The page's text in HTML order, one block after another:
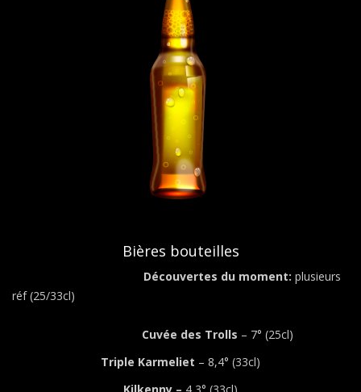
Bières bouteilles
Découvertes du moment: plusieurs
réf (25/33cl)
Cuvée des Trolls – 7° (25cl)
Triple Karmeliet – 8,4° (33cl)